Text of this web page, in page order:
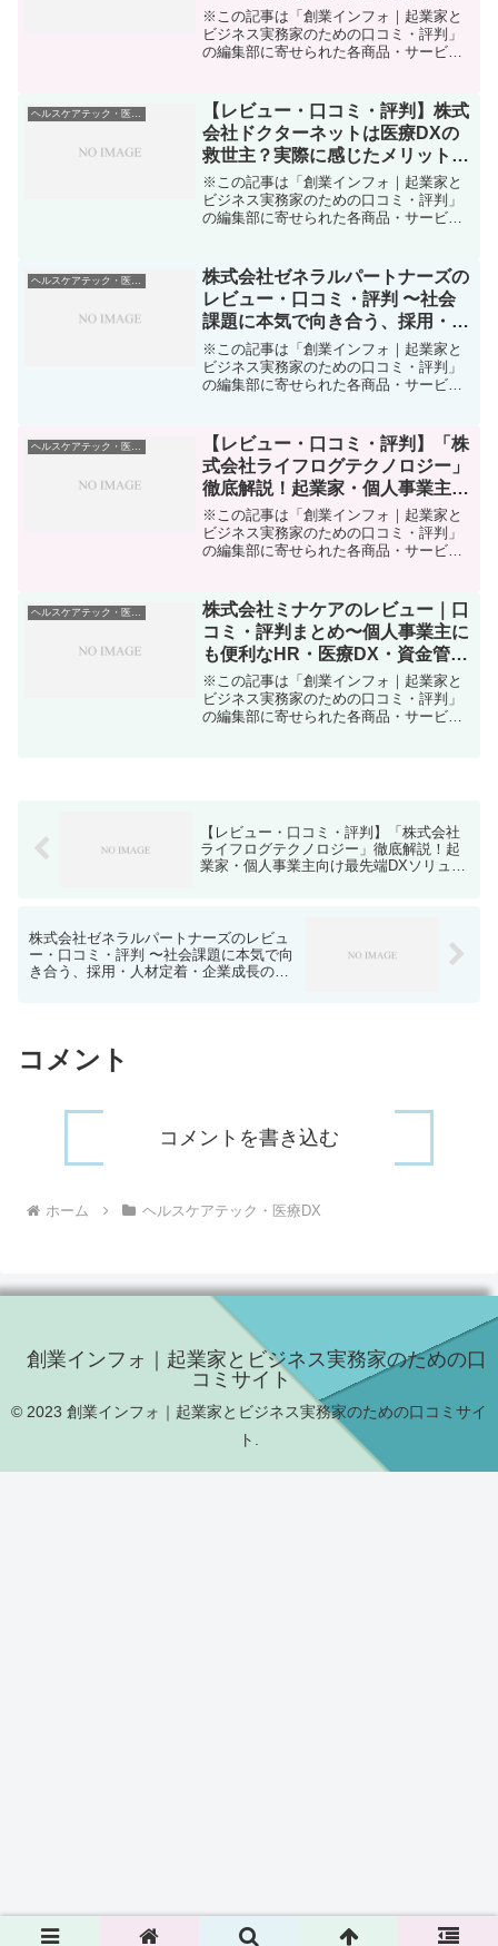
感じたリアルな魅力と課題
※この記事は「創業インフォ｜起業家と
ビジネス実務家のための口コミ・評判」
の編集部に寄せられた各商品・サービス
での業務が煩雑すぎる」「信頼できる採
用管理サービスがない」...
ヘルスケアテック・医療DX
【レビュー・口コミ・評判】株式
会社ドクターネットは医療DXの
救世主？実際に感じたメリット・
デメリットを徹底解説
※この記事は「創業インフォ｜起業家と
ビジネス実務家のための口コミ・評判」
の編集部に寄せられた各商品・サービス
き？」医療機関やクリニックの経営者、
あるいは成長意欲の高い医...
株式会社ゼネラルパートナーズの
レビュー・口コミ・評判 〜社会
課題に本気で向き合う、採用・人
材定着・企業成長のためのサービ
スを体験して〜
※この記事は「創業インフォ｜起業家と
ビジネス実務家のための口コミ・評判」
の編集部に寄せられた各商品・サービス
人事業主は少なくありません。「自分の
ビジネスに“社会的意義や...
【レビュー・口コミ・評判】「株
式会社ライフログテクノロジー」
徹底解説！起業家・個人事業主向
け最先端DXソリューションの実
力とは？
※この記事は「創業インフォ｜起業家と
ビジネス実務家のための口コミ・評判」
の編集部に寄せられた各商品・サービス
タル集客に悩んでいる。会社経営や個人
事業をしていて「ヒト・情...
ヘルスケアテック・医療DX
株式会社ミナケアのレビュー｜口
コミ・評判まとめ〜個人事業主に
も便利なHR・医療DX・資金管理
サービスの実態とは？
※この記事は「創業インフォ｜起業家と
ビジネス実務家のための口コミ・評判」
の編集部に寄せられた各商品・サービス
【レビュー・口コミ・評判】「株式会社
ライフログテクノロジー」徹底解説！起
業家・個人事業主向け最先端DXソリュー
株式会社ゼネラルパートナーズのレビュ
ー・口コミ・評判 〜社会課題に本気で向
き合う、採用・人材定着・企業成長のた
コメント
コメントを書き込む
ホーム ヘルスケアテック・医療DX
創業インフォ｜起業家とビジネス実務家のための口
コミサイト
© 2023 創業インフォ｜起業家とビジネス実務家のための口コミサイ
ト.